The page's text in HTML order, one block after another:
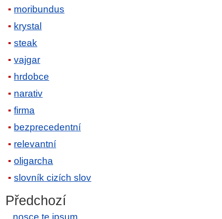
moribundus
krystal
steak
vajgar
hrdobce
narativ
firma
bezprecedentní
relevantní
oligarcha
slovník cizích slov
Předchozí